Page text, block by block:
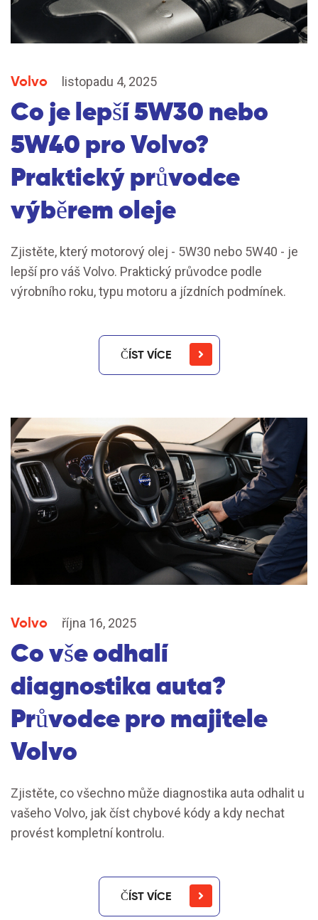
Volvo listopadu 4, 2025
Co je lepší 5W30 nebo
5W40 pro Volvo?
Praktický průvodce
výběrem oleje
Zjistěte, který motorový olej - 5W30 nebo 5W40 - je
lepší pro váš Volvo. Praktický průvodce podle
výrobního roku, typu motoru a jízdních podmínek.
ČÍST VÍCE
Volvo října 16, 2025
Co vše odhalí
diagnostika auta?
Průvodce pro majitele
Volvo
Zjistěte, co všechno může diagnostika auta odhalit u
vašeho Volvo, jak číst chybové kódy a kdy nechat
provést kompletní kontrolu.
ČÍST VÍCE